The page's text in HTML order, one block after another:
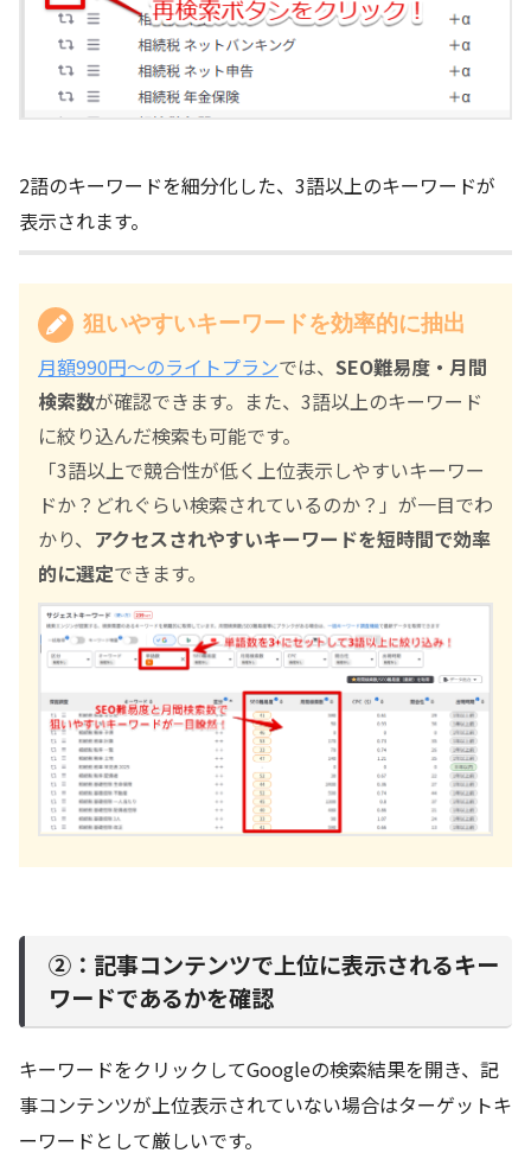
2語のキーワードを細分化した、3語以上のキーワードが
表示されます。
狙いやすいキーワードを効率的に抽出
月額990円～のライトプランでは、 SEO難易度・月間
検索数が確認できます。また、3語以上のキーワード
に絞り込んだ検索も可能です。
「3語以上で競合性が低く上位表示しやすいキーワー
ドか？どれぐらい検索されているのか？」が一目でわ
かり、 アクセスされやすいキーワードを短時間で効率
的に選定できます。
②：記事コンテンツで上位に表示されるキー
ワードであるかを確認
キーワードをクリックしてGoogleの検索結果を開き、記
事コンテンツが上位表示されていない場合はターゲットキ
ーワードとして厳しいです。